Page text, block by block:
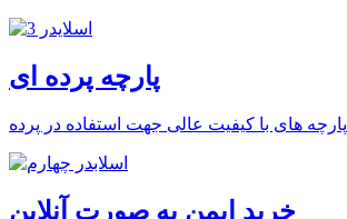
پارچه پرده ای
پارچه های با کیفیت عالی جهت استفاده در پرده
خرید ایمن به صورت آنلاین